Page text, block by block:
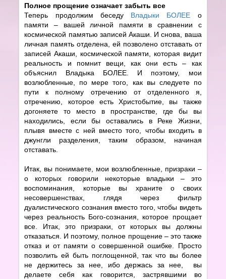
Полное прощение означает забыть все
Теперь продолжим беседу Владыки БОЛЕЕ о
памяти – вашей личной памяти в сравнении с
космической памятью записей Акаши. И снова, ваша
личная память отделена, ей позволено отставать от
записей Акаши, космической памяти, которая видит
реальность и помнит вещи, как они есть – как
объяснил Владыка БОЛЕЕ. И поэтому, мои
возлюбленные, по мере того, как вы следуете по
пути к полному отречению от отделенного я,
отречению, которое есть Христобытие, вы также
догоняете то место в пространстве, где бы вы
находились, если бы оставались в Реке Жизни,
плывя вместе с ней вместо того, чтобы входить в
джунгли разделения, таким образом, начиная
отставать.
Итак, вы понимаете, мои возлюбленные, призраки –
о которых говорили некоторые владыки – это
воспоминания, которые вы храните о своих
несовершенствах, глядя через фильтр
дуалистического сознания вместо того, чтобы видеть
через реальность Бого-сознания, которое прощает
все. Итак, это призраки, от которых вы должны
отказаться. И поэтому, полное прощение – это также
отказ и от памяти о совершенной ошибке. Просто
позволить ей быть поглощенной, так что вы более
не держитесь за нее, ибо держась за нее, вы
делаете себя как говорится, застрявшими во